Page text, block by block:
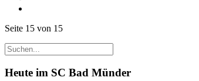
Seite 15 von 15
Heute im SC Bad Münder